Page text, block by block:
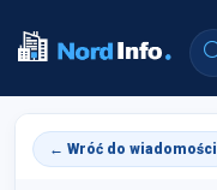
← Wróć do wiadomości